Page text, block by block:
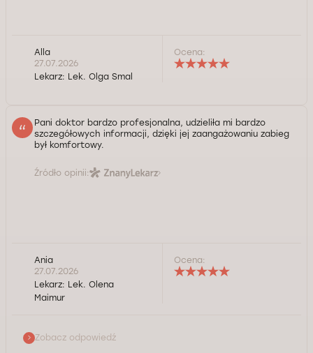
Alla
27.07.2026
Lekarz: Lek. Olga Smal
Ocena:
Pani doktor bardzo profesjonalna, udzieliła mi bardzo
szczegółowych informacji, dzięki jej zaangażowaniu zabieg
był komfortowy.
Źródło opinii:
Serdecznie dziękuję, Pani Anno!
Kontrola jakości świadczonych usług Doctorpro
Ania
27.07.2026
Lekarz: Lek. Olena
Maimur
Ocena:
Zobacz odpowiedź